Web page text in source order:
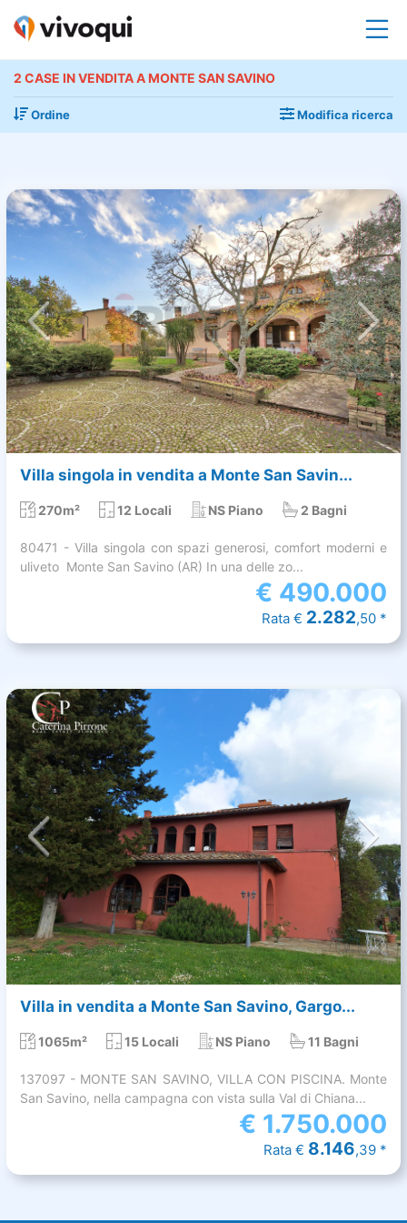
2 CASE IN VENDITA A MONTE SAN SAVINO
Ordine Modifica ricerca
Villa singola in vendita a Monte San Savin...
270m² 12 Locali NS Piano 2 Bagni
80471 - Villa singola con spazi generosi, comfort moderni e
uliveto  Monte San Savino (AR) In una delle zo...
€ 490.000
Rata € 2.282,50 *
Villa in vendita a Monte San Savino, Gargo...
1065m² 15 Locali NS Piano 11 Bagni
137097 - MONTE SAN SAVINO, VILLA CON PISCINA. Monte
San Savino, nella campagna con vista sulla Val di Chiana...
€ 1.750.000
Rata € 8.146,39 *